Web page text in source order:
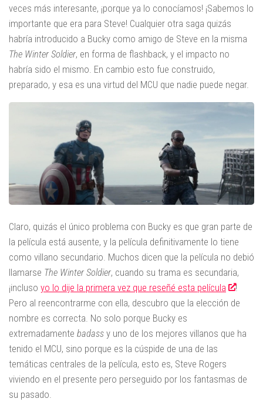
veces más interesante, ¡porque ya lo conocíamos! ¡Sabemos lo
importante que era para Steve! Cualquier otra saga quizás
habría introducido a Bucky como amigo de Steve en la misma
The Winter Soldier, en forma de flashback, y el impacto no
habría sido el mismo. En cambio esto fue construido,
preparado, y esa es una virtud del MCU que nadie puede negar.
Claro, quizás el único problema con Bucky es que gran parte de
la película está ausente, y la película definitivamente lo tiene
como villano secundario. Muchos dicen que la película no debió
llamarse The Winter Soldier, cuando su trama es secundaria,
¡incluso yo lo dije la primera vez que reseñé esta película
!
Pero al reencontrarme con ella, descubro que la elección de
nombre es correcta. No solo porque Bucky es
extremadamente badass y uno de los mejores villanos que ha
tenido el MCU, sino porque es la cúspide de una de las
temáticas centrales de la película, esto es, Steve Rogers
viviendo en el presente pero perseguido por los fantasmas de
su pasado.